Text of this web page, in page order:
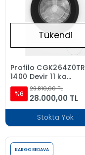
Tükendi
Profilo CGK264Z0TR
1400 Devir 11 kg
Çamaşır Makinesi
%6
29.810,00 TL
28.000,00 TL
Stokta Yok
KARGO BEDAVA